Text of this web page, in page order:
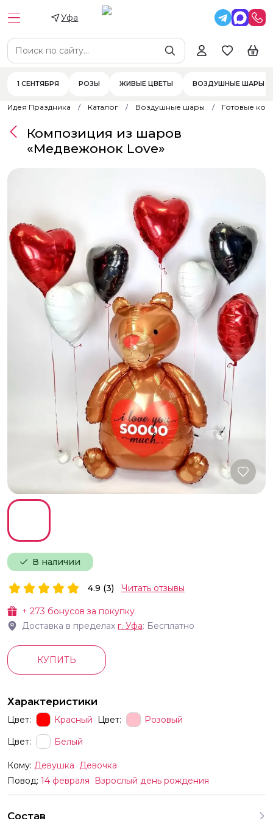
Уфа
1 СЕНТЯБРЯ РОЗЫ ЖИВЫЕ ЦВЕТЫ ВОЗДУШНЫЕ ШАРЫ
Идея Праздника Каталог Воздушные шары Готовые
В наличии
Композиция из шаров
«Медвежонок Love»
+ 273 бонусов за покупку
Доставка в пределах г. Уфа: Бесплатно
4.9 (3) Читать отзывы
КУПИТЬ
Характеристики
Цвет: Красный Цвет:
Розовый
Цвет:
Белый
Кому: Девушка Девочка
Повод: 14 февраля Взрослый день рождения
Состав